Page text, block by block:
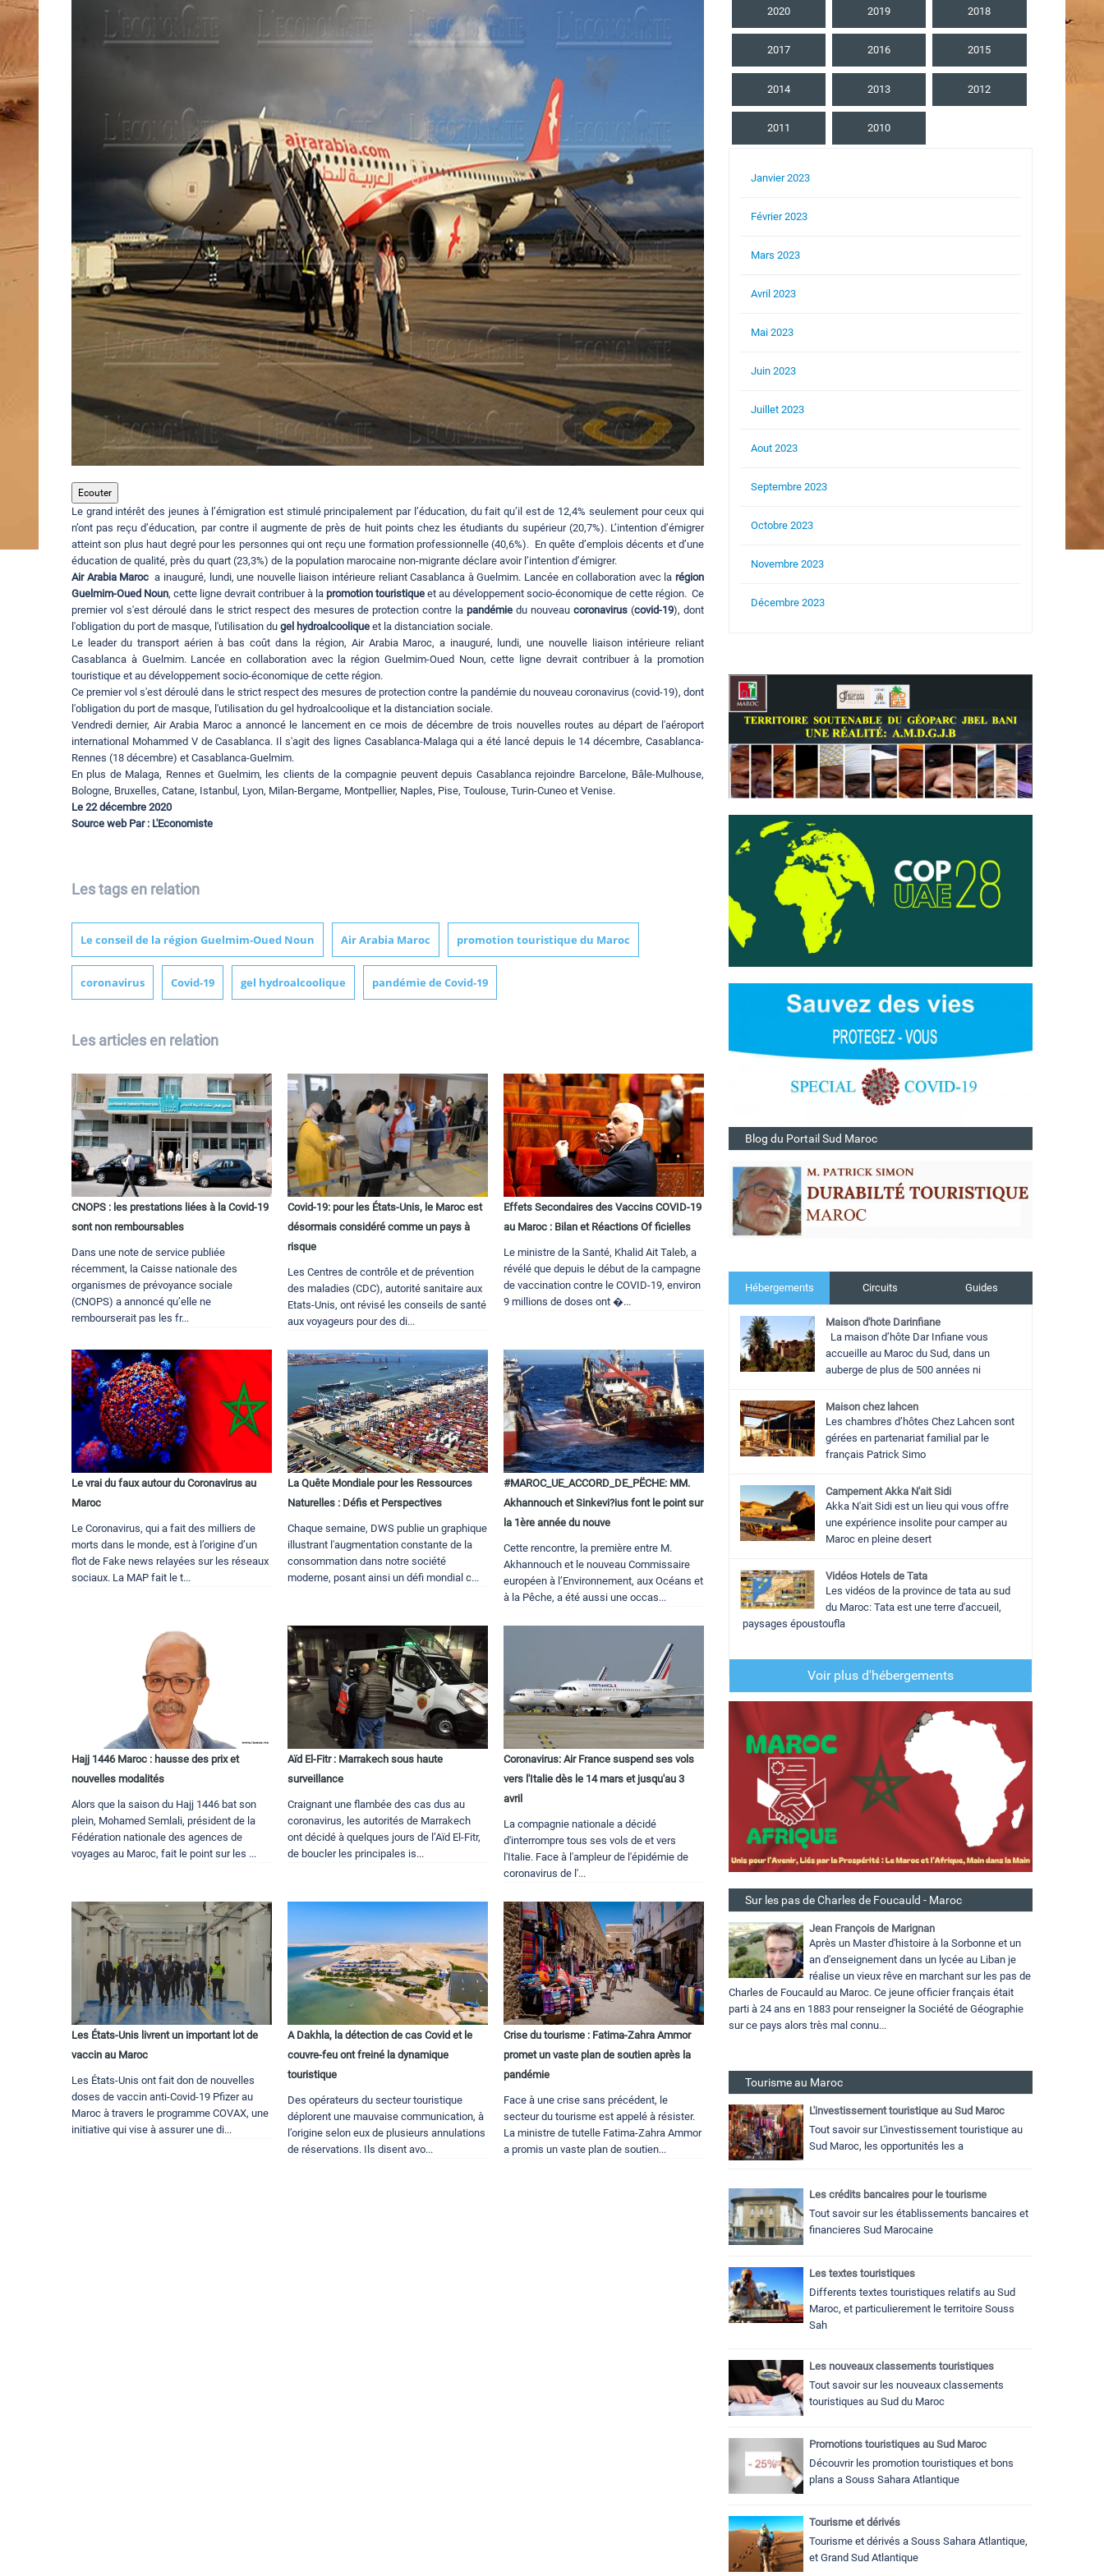
Ecouter
Le grand intérêt des jeunes à l’émigration est stimulé principalement par l’éducation, du fait qu’il est de 12,4% seulement pour ceux qui
n’ont pas reçu d’éducation, par contre il augmente de près de huit points chez les étudiants du supérieur (20,7%). L’intention d’émigrer
atteint son plus haut degré pour les personnes qui ont reçu une formation professionnelle (40,6%). En quête d’emplois décents et d’une
éducation de qualité, près du quart (23,3%) de la population marocaine non-migrante déclare avoir l’intention d’émigrer.
Air Arabia Maroc a inauguré, lundi, une nouvelle liaison intérieure reliant Casablanca à Guelmim. Lancée en collaboration avec larégion
Guelmim-Oued Noun, cette ligne devrait contribuer à la promotion touristique et au développement socio-économique de cette région. Ce
premier vol s'est déroulé dans le strict respect des mesures de protection contre lapandémie du nouveaucoronavirus (covid-19), dont
l'obligation du port de masque, l'utilisation du gel hydroalcoolique et la distanciation sociale.
Le leader du transport aérien à bas coût dans la région, Air Arabia Maroc, a inauguré, lundi, une nouvelle liaison intérieure reliant
Casablanca à Guelmim. Lancée en collaboration avec la région Guelmim-Oued Noun, cette ligne devrait contribuer à la promotion
touristique et au développement socio-économique de cette région.
Ce premier vol s'est déroulé dans le strict respect des mesures de protection contre la pandémie du nouveau coronavirus (covid-19), dont
l'obligation du port de masque, l'utilisation du gel hydroalcoolique et la distanciation sociale.
Vendredi dernier, Air Arabia Maroc a annoncé le lancement en ce mois de décembre de trois nouvelles routes au départ de l'aéroport
international Mohammed V de Casablanca. Il s'agit des lignes Casablanca-Malaga qui a été lancé depuis le 14 décembre, Casablanca-
Rennes (18 décembre) et Casablanca-Guelmim.
En plus de Malaga, Rennes et Guelmim, les clients de la compagnie peuvent depuis Casablanca rejoindre Barcelone, Bâle-Mulhouse,
Bologne, Bruxelles, Catane, Istanbul, Lyon, Milan-Bergame, Montpellier, Naples, Pise, Toulouse, Turin-Cuneo et Venise.
Le 22 décembre 2020
Source web Par : L'Economiste
Les tags en relation
Le conseil de la région Guelmim-Oued Noun Air Arabia Maroc promotion touristique du Maroc
coronavirus Covid-19 gel hydroalcoolique pandémie de Covid-19
Les articles en relation
CNOPS : les prestations liées à la Covid-19
sont non remboursables
Dans une note de service publiée
récemment, la Caisse nationale des
organismes de prévoyance sociale
(CNOPS) a annoncé qu’elle ne
rembourserait pas les fr...
Covid-19: pour les États-Unis, le Maroc est
désormais considéré comme un pays à
risque
Les Centres de contrôle et de prévention
des maladies (CDC), autorité sanitaire aux
Etats-Unis, ont révisé les conseils de santé
aux voyageurs pour des di...
Effets Secondaires des Vaccins COVID-19
au Maroc : Bilan et Réactions Of ficielles
Le ministre de la Santé, Khalid Ait Taleb, a
révélé que depuis le début de la campagne
de vaccination contre le COVID-19, environ
9 millions de doses ont �...
Le vrai du faux autour du Coronavirus au
Maroc
Le Coronavirus, qui a fait des milliers de
morts dans le monde, est à l’origine d’un
flot de Fake news relayées sur les réseaux
sociaux. La MAP fait le t...
La Quête Mondiale pour les Ressources
Naturelles : Défis et Perspectives
Chaque semaine, DWS publie un graphique
illustrant l'augmentation constante de la
consommation dans notre société
moderne, posant ainsi un défi mondial c...
#MAROC_UE_ACCORD_DE_PËCHE: MM.
Akhannouch et Sinkevi?ius font le point sur
la 1ère année du nouve
Cette rencontre, la première entre M.
Akhannouch et le nouveau Commissaire
européen à l’Environnement, aux Océans et
à la Pêche, a été aussi une occas...
Hajj 1446 Maroc : hausse des prix et
nouvelles modalités
Alors que la saison du Hajj 1446 bat son
plein, Mohamed Semlali, président de la
Fédération nationale des agences de
voyages au Maroc, fait le point sur les ...
Aïd El-Fitr : Marrakech sous haute
surveillance
Craignant une flambée des cas dus au
coronavirus, les autorités de Marrakech
ont décidé à quelques jours de l’Aïd El-Fitr,
de boucler les principales is...
Coronavirus: Air France suspend ses vols
vers l'Italie dès le 14 mars et jusqu'au 3
avril
La compagnie nationale a décidé
d'interrompre tous ses vols de et vers
l'Italie. Face à l'ampleur de l'épidémie de
coronavirus de l'...
Les États-Unis livrent un important lot de
vaccin au Maroc
Les États-Unis ont fait don de nouvelles
doses de vaccin anti-Covid-19 Pfizer au
Maroc à travers le programme COVAX, une
initiative qui vise à assurer une di...
A Dakhla, la détection de cas Covid et le
couvre-feu ont freiné la dynamique
touristique
Des opérateurs du secteur touristique
déplorent une mauvaise communication, à
l’origine selon eux de plusieurs annulations
de réservations. Ils disent avo...
Crise du tourisme : Fatima-Zahra Ammor
promet un vaste plan de soutien après la
pandémie
Face à une crise sans précédent, le
secteur du tourisme est appelé à résister.
La ministre de tutelle Fatima-Zahra Ammor
a promis un vaste plan de soutien...
2020 2019 2018
2017 2016 2015
2014 2013 2012
2011 2010
Janvier 2023
Février 2023
Mars 2023
Avril 2023
Mai 2023
Juin 2023
Juillet 2023
Aout 2023
Septembre 2023
Octobre 2023
Novembre 2023
Décembre 2023
Blog du Portail Sud Maroc
Hébergements Circuits Guides
Maison d'hote Darinfiane
La maison d’hôte Dar Infiane vous
accueille au Maroc du Sud, dans un
auberge de plus de 500 années ni
Maison chez lahcen
Les chambres d’hôtes Chez Lahcen sont
gérées en partenariat familial par le
français Patrick Simo
Campement Akka N'ait Sidi
Akka N'ait Sidi est un lieu qui vous offre
une expérience insolite pour camper au
Maroc en pleine desert
Vidéos Hotels de Tata
Les vidéos de la province de tata au sud
du Maroc: Tata est une terre d'accueil,
paysages époustoufla
Voir plus d'hébergements
Sur les pas de Charles de Foucauld - Maroc
Jean François de Marignan
Après un Master d'histoire à la Sorbonne et un
an d'enseignement dans un lycée au Liban je
réalise un vieux rêve en marchant sur les pas de
Charles de Foucauld au Maroc. Ce jeune officier français était
parti à 24 ans en 1883 pour renseigner la Société de Géographie
sur ce pays alors très mal connu...
Tourisme au Maroc
L'investissement touristique au Sud Maroc
Tout savoir sur L'investissement touristique au
Sud Maroc, les opportunités les a
Les crédits bancaires pour le tourisme
Tout savoir sur les établissements bancaires et
financieres Sud Marocaine
Les textes touristiques
Differents textes touristiques relatifs au Sud
Maroc, et particulierement le territoire Souss
Sah
Les nouveaux classements touristiques
Tout savoir sur les nouveaux classements
touristiques au Sud du Maroc
Promotions touristiques au Sud Maroc
Découvrir les promotion touristiques et bons
plans a Souss Sahara Atlantique
Tourisme et dérivés
Tourisme et dérivés a Souss Sahara Atlantique,
et Grand Sud Atlantique